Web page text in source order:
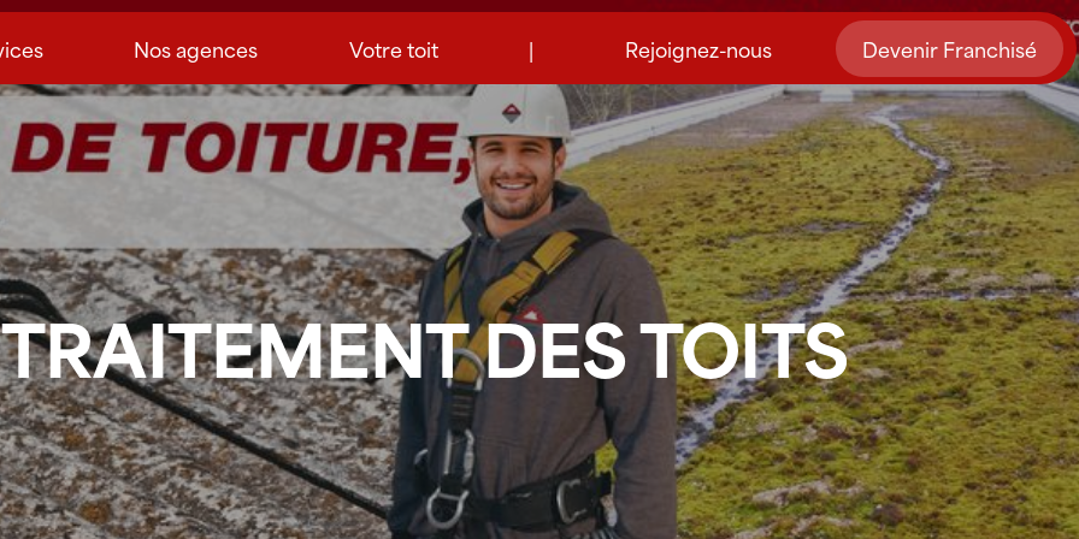
Nos agences Votre toit | Rejoignez-nous Devenir Franchisé
DES TOITS